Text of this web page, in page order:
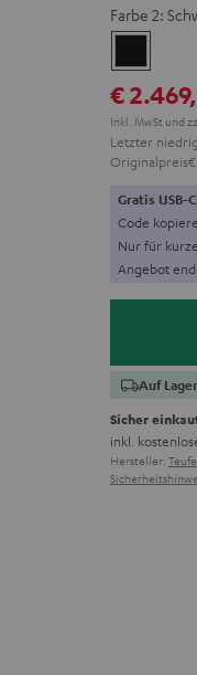
Farbe 2:
€ 2.469,
Inkl. MwSt und
Letzter
Originalpreis
Gratis USB-
Code
Nur für
Angebot
Auf Lager
Sicher
inkl.
Hersteller: